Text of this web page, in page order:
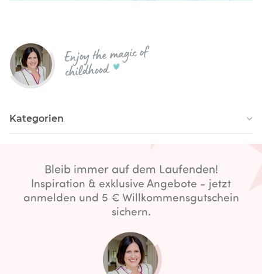
Enjoy the magic of
childhood
Kategorien
Bleib immer auf dem Laufenden!
Inspiration & exklusive Angebote - jetzt
anmelden und 5 € Willkommensgutschein
sichern.